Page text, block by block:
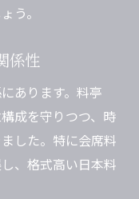
整理する
学ぶコツ
生にも簡単解説
う。
係性
あります。料亭
成を守りつつ、時
した。特に会席料
、格式高い日本料